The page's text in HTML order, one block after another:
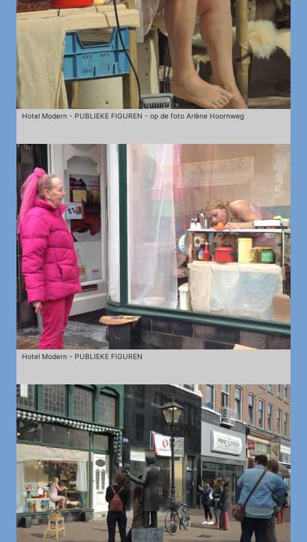
Hotel Modern - PUBLIEKE FIGUREN - op de foto Arlène Hoornweg
Hotel Modern - PUBLIEKE FIGUREN